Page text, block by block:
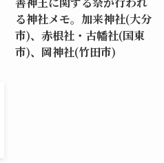
る神社メモ。加来神社(大分
市)、赤根社・古幡社(国東
市)、岡神社(竹田市)